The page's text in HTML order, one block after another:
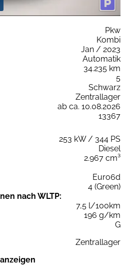
Pkw
Kombi
Jan / 2023
Automatik
34.235 km
5
Schwarz
Zentrallager
ab ca. 10.08.2026
13367
253 kW / 344 PS
Diesel
2.967 cm³
Euro6d
4 (Green)
nach WLTP:
7,5 l/100km
196 g/km
G
Zentrallager